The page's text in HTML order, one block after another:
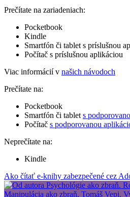
Prečítate na zariadeniach:
Pocketbook
Kindle
Smartfón či tablet s príslušnou
Počítač s príslušnou aplikáciou
Viac informácií v našich návodoch
Prečítate na:
Pocketbook
Smartfón či tablet s
Počítač s podporovanou
Neprečítate na:
Kindle
Ako čítať e-knihy zabezpečené cez